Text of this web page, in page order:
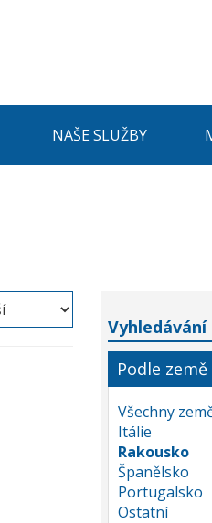
NAŠE SLUŽBY
Podle země
Všechny
Itálie
Rakousko
Španělsko
Portugalsko
Ostatní